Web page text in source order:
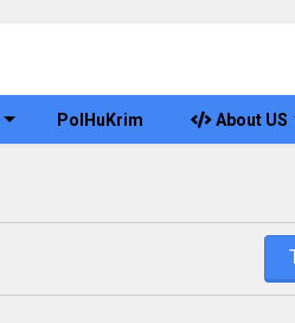
PolHuKrim About US